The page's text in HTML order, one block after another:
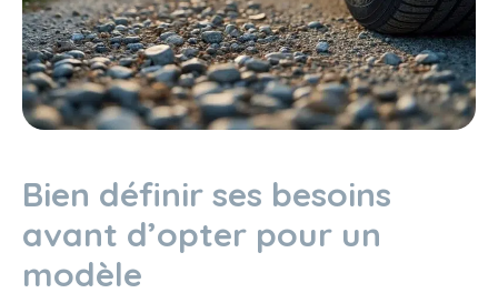
Bien définir ses besoins
avant d’opter pour un
modèle